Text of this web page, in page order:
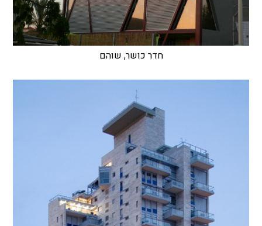
חדר כושר, שוהם